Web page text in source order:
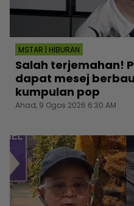
MSTAR | HIBURAN
Salah terjemahan!
dapat mesej
kumpulan pop
Ahad, 9 Ogos 2026 6:30 AM